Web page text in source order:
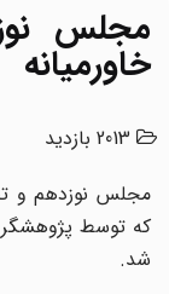
مجلس
خاورمیانه
2013 بازدید
مجلس نوزدهم و
که توسط پژوهشگر
شد.